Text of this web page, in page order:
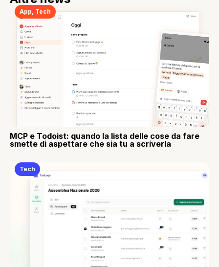
App, Tech
MCP e Todoist: quando la lista delle cose da fare
smette di aspettare che sia tu a scriverla
Tech